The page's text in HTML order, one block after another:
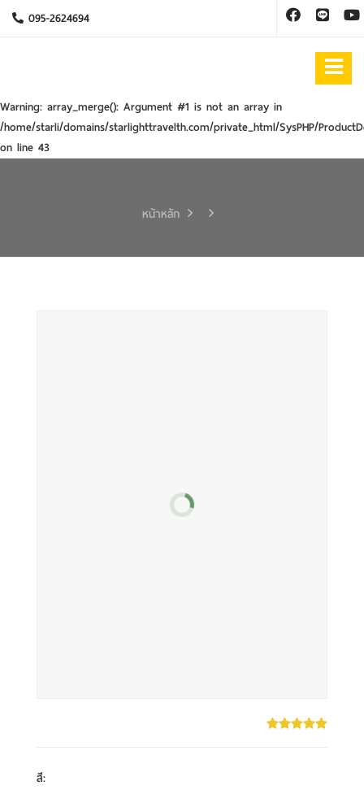
095-2624694
Warning: array_merge(): Argument #1 is not an array in
/home/starli/domains/starlighttravelth.com/private_html/SysPHP/
on line 43
หน้าหลัก
สี: